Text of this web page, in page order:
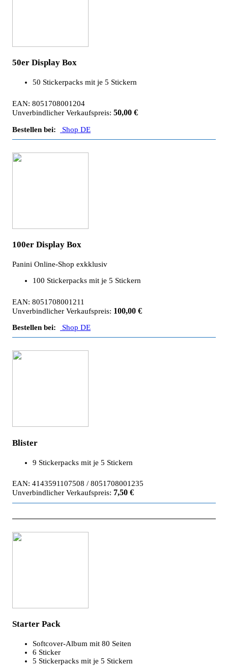
50er Display Box
50 Stickerpacks mit je 5 Stickern
EAN: 8051708001204
Unverbindlicher Verkaufspreis: 50,00 €
Bestellen bei: Shop DE
100er Display Box
Panini Online-Shop exkklusiv
100 Stickerpacks mit je 5 Stickern
EAN: 8051708001211
Unverbindlicher Verkaufspreis: 100,00 €
Bestellen bei: Shop DE
Blister
9 Stickerpacks mit je 5 Stickern
EAN: 4143591107508 / 8051708001235
Unverbindlicher Verkaufspreis: 7,50 €
Starter Pack
Softcover-Album mit 80 Seiten
6 Sticker
5 Stickerpacks mit je 5 Stickern